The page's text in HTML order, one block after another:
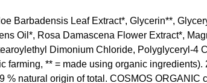
Barbadensis Leaf Extract*, Glycerin**,
Oil*, Rosa Damascena Flower Extract*,
Dimonium Chloride, Polyglyceryl-4
farming, ** = made using organic
% natural origin of total. COSMOS